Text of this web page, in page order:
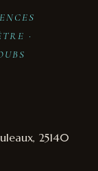
·
25140